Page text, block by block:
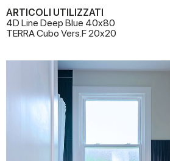
ARTICOLI UTILIZZATI
4D Line Deep Blue 40x80
TERRA Cubo Vers.F 20x20